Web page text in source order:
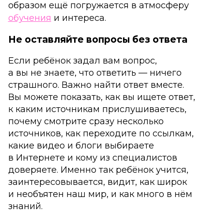
образом ещё погружается в атмосферу
обучения и интереса.
Не оставляйте вопросы без ответа
Если ребёнок задал вам вопрос,
а вы не знаете, что ответить — ничего
страшного. Важно найти ответ вместе.
Вы можете показать, как вы ищете ответ,
к каким источникам прислушиваетесь,
почему смотрите сразу несколько
источников, как переходите по ссылкам,
какие видео и блоги выбираете
в Интернете и кому из специалистов
доверяете. Именно так ребёнок учится,
заинтересовывается, видит, как широк
и необъятен наш мир, и как много в нём
знаний.